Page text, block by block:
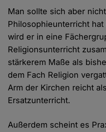
Man sollte sich aber
Philosophieunterricht
wird er in eine
Religionsunterricht
stärkerem Maße als
dem Fach Religion
Arm der Kirchen reicht
Ersatzunterricht.
Außerdem scheint es